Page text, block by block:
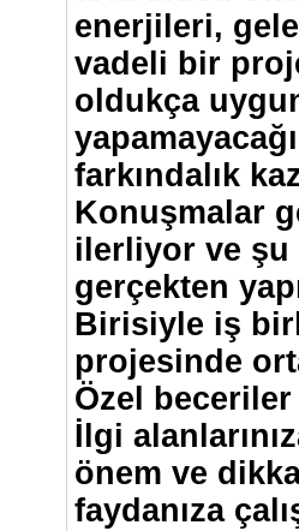
enerjileri,
vadeli bir
oldukça
farkındalık
Konuşmalar
ilerliyor ve şu
gerçekten
Birisiyle iş
projesinde
Özel
İlgi
önem ve
faydanıza